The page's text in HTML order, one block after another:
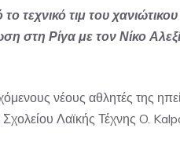
τιμ του χανιώτικου
στη Ρίγα με τον Νίκο
νέους αθλητές της
Λαϊκής Τέχνης O.